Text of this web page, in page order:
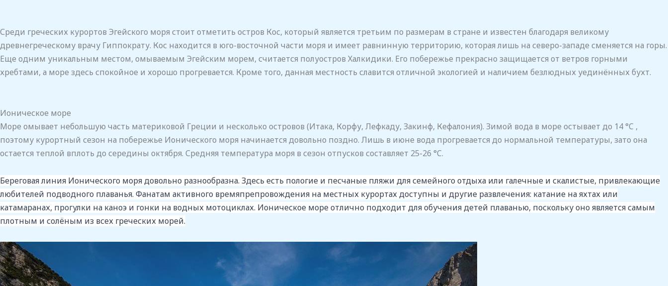
Среди греческих курортов Эгейского моря стоит отметить остров Кос, который является третьим по размерам в стране и известен благодаря великому
древнегреческому врачу Гиппократу. Кос находится в юго-восточной части моря и имеет равнинную территорию, которая лишь на северо-западе сменяется на горы.
Еще одним уникальным местом, омываемым Эгейским морем, считается полуостров Халкидики. Его побережье прекрасно защищается от ветров горными
хребтами, а море здесь спокойное и хорошо прогревается. Кроме того, данная местность славится отличной экологией и наличием безлюдных уединённых бухт.
Ионическое море
Море омывает небольшую часть материковой Греции и несколько островов (Итака, Корфу, Лефкаду, Закинф, Кефалония). Зимой вода в море остывает до 14 °C ,
поэтому курортный сезон на побережье Ионического моря начинается довольно поздно. Лишь в июне вода прогревается до нормальной температуры, зато она
остается теплой вплоть до середины октября. Средняя температура моря в сезон отпусков составляет 25-26 °C.
Береговая линия Ионического моря довольно разнообразна. Здесь есть пологие и песчаные пляжи для семейного отдыха или галечные и скалистые, привлекающие
любителей подводного плаванья. Фанатам активного времяпрепровождения на местных курортах доступны и другие развлечения: катание на яхтах или
катамаранах, прогулки на каноэ и гонки на водных мотоциклах. Ионическое море отлично подходит для обучения детей плаванью, поскольку оно является самым
плотным и солёным из всех греческих морей.